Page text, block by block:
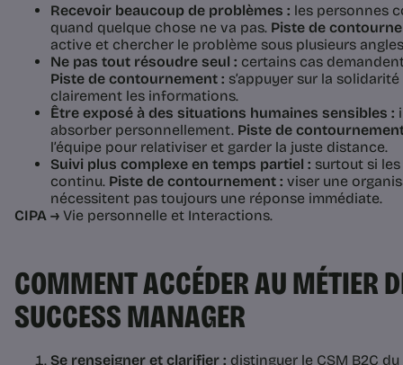
Recevoir beaucoup de problèmes : les personnes
quand quelque chose ne va pas. Piste de
active et chercher le problème sous plusieurs
Ne pas tout résoudre seul : certains cas demandent
Piste de contournement : s’appuyer sur la
clairement les informations.
Être exposé à des situations humaines sensibles :
absorber personnellement. Piste de
l’équipe pour relativiser et garder la juste distance.
Suivi plus complexe en temps partiel : surtout si
continu. Piste de contournement : viser une
nécessitent pas toujours une réponse immédiate.
CIPA → Vie personnelle et Interactions.
COMMENT ACCÉDER AU MÉTIER
SUCCESS MANAGER
Se renseigner et clarifier : distinguer le CSM B2C